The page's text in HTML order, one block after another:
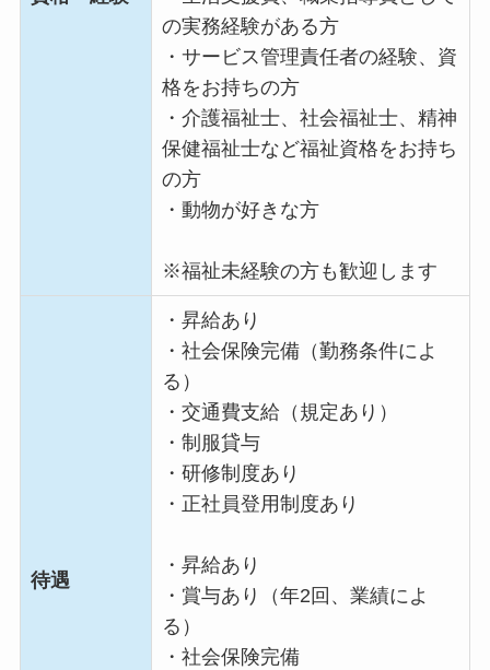
の実務経験がある方
・サービス管理責任者の経験、資
格をお持ちの方
・介護福祉士、社会福祉士、精神
保健福祉士など福祉資格をお持ち
の方
・動物が好きな方
※福祉未経験の方も歓迎します
待遇
・昇給あり
・社会保険完備（勤務条件によ
る）
・交通費支給（規定あり）
・制服貸与
・研修制度あり
・正社員登用制度あり
・昇給あり
・賞与あり（年2回、業績によ
る）
・社会保険完備